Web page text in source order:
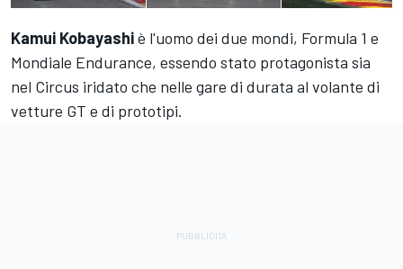
Kamui Kobayashiè l'uomo dei due mondi, Formula 1 e
Mondiale Endurance, essendo stato protagonista sia
nel Circus iridato che nelle gare di durata al volante di
vetture GT e di prototipi.